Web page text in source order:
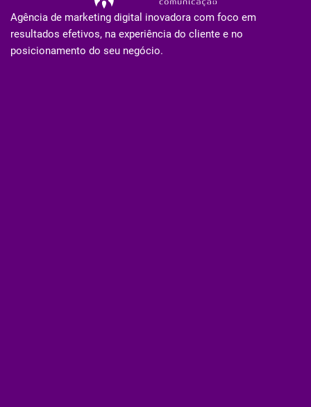
Agência de marketing digital inovadora com foco em
resultados efetivos, na experiência do cliente e no
posicionamento do seu negócio.